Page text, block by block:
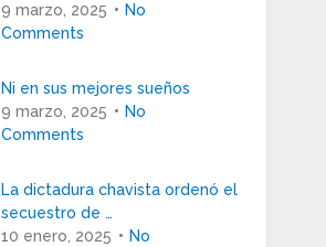
9 marzo, 2025
No
Comments
Ni en sus mejores sueños
9 marzo, 2025
No
Comments
La dictadura chavista ordenó el
secuestro de …
10 enero, 2025
No